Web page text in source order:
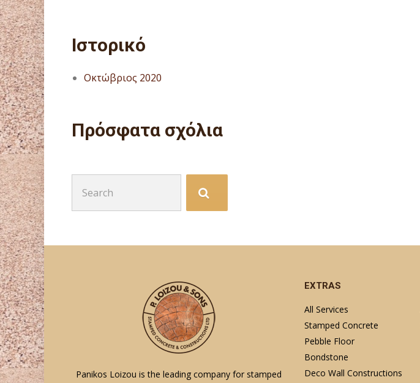
Ιστορικό
Οκτώβριος 2020
Πρόσφατα σχόλια
for:
Panikos Loizou is the leading company for stamped
EXTRAS
All Services
Stamped Concrete
Pebble Floor
Bondstone
Deco Wall Constructions